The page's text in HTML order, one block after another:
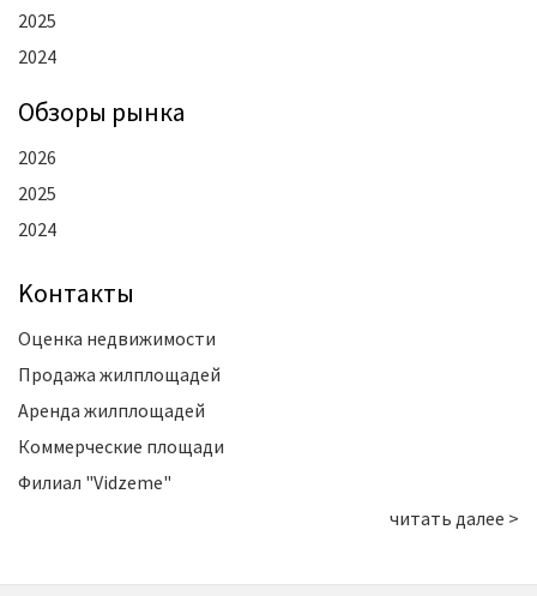
2025
2024
Oбзоры рынка
2026
2025
2024
Kонтакты
Оценка недвижимости
Продажа жилплощадей
Аренда жилплощадей
Коммерческие площади
Филиал "Vidzeme"
читать далее >